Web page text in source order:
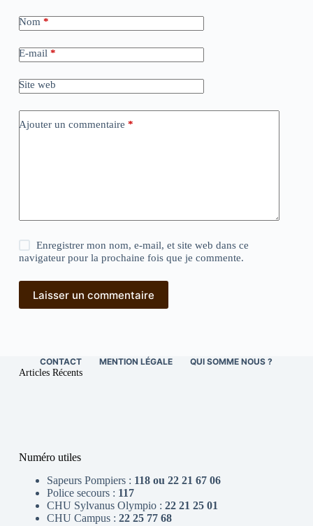
Nom *
E-mail *
Site web
Ajouter un commentaire *
Enregistrer mon nom, e-mail, et site web dans ce
navigateur pour la prochaine fois que je commente.
Laisser un commentaire
CONTACT MENTION LÉGALE QUI SOMME NOUS ?
Articles Récents
Numéro utiles
Sapeurs Pompiers : 118 ou 22 21 67 06
Police secours : 117
CHU Sylvanus Olympio : 22 21 25 01
CHU Campus : 22 25 77 68